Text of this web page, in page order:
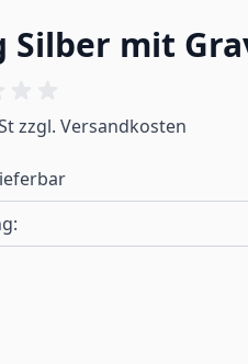
Silber mit
zzgl. Versandkosten